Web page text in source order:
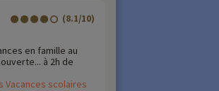
(8.1/10)
en famille au
à 2h de
Vacances scolaires